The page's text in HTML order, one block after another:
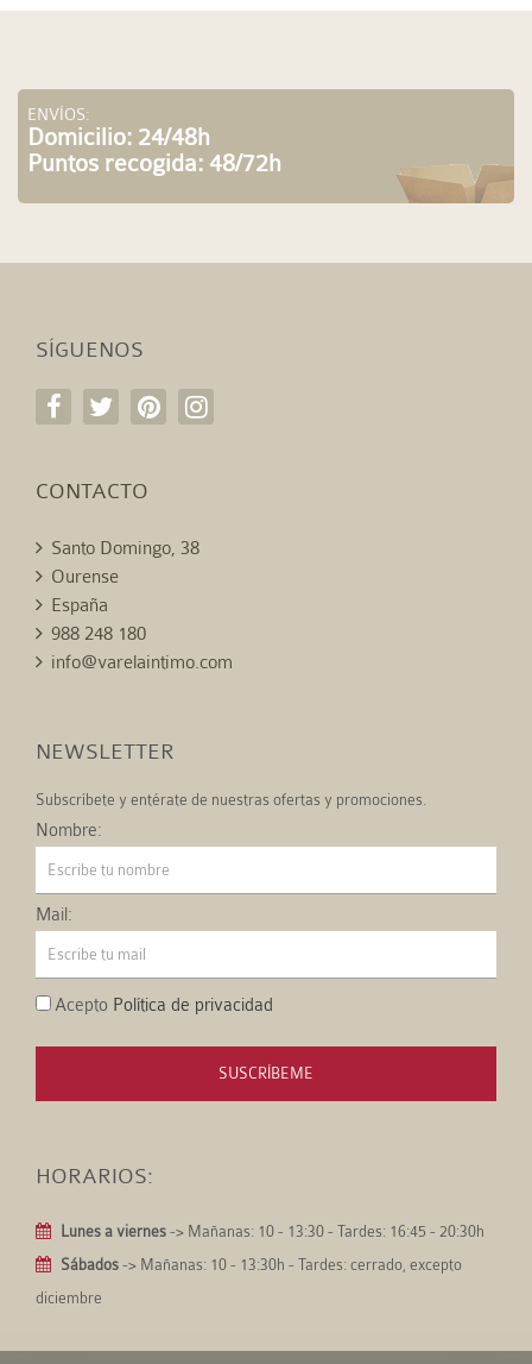
ENVÍOS:
Domicilio: 24/48h
Puntos recogida: 48/72h
SÍGUENOS
CONTACTO
Santo Domingo, 38
Ourense
España
988 248 180
info@varelaintimo.com
NEWSLETTER
Subscríbete y entérate de nuestras ofertas y promociones.
Nombre:
Mail:
Acepto Política de privacidad
SUSCRÍBEME
HORARIOS:
Lunes a viernes -> Mañanas: 10 - 13:30 - Tardes: 16:45 - 20:30h
Sábados -> Mañanas: 10 - 13:30h - Tardes: cerrado, excepto
diciembre